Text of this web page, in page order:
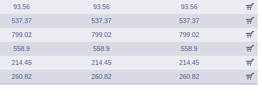
93.56 93.56
93.56
537.37 537.37
537.37
799.02 799.02
799.02
558.9 558.9
558.9
214.45 214.45
214.45
260.82 260.82 260.82